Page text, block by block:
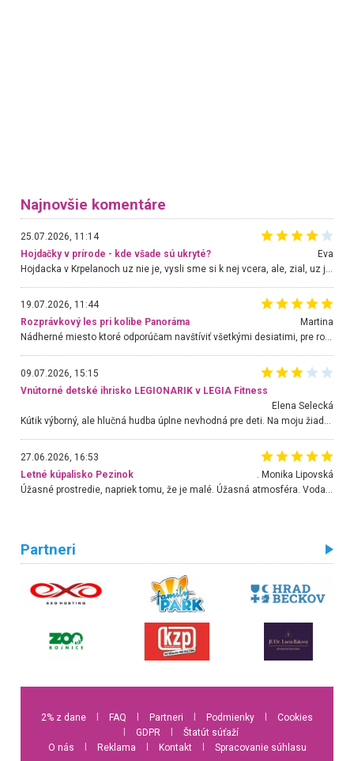
Najnovšie komentáre
25.07.2026, 11:14
Hojdačky v prírode - kde všade sú ukryté?
Eva
19.07.2026, 11:44
Rozprávkový les pri kolibe Panoráma
Martina
Nádherné miesto ktoré odporúčam navštíviť všetkými desiatimi, pre rodiny s deťmi, dôchodcom... Proste a jednoducho ozaj rozprávkový les.. určite ešte prídeme. Odniesli sme si na pamiatku krásne tričká,
09.07.2026, 15:15
Vnútorné detské ihrisko LEGIONARIK v LEGIA Fitness
Elena Selecká
Kútik výborný, ale hlučná hudba úplne nevhodná pre deti. Na moju žiadosť o aspoň sušenie nereagovali.
27.06.2026, 16:53
Letné kúpalisko Pezinok
. Monika Lipovská
Úžasné prostredie, napriek tomu, že je malé. Úžasná atmosféra. Voda fantastická a nádherná. Ľudí je pomerne veľa, ale su mili a ohľaduplní. Je veľmi zaujímavé sledovať, ako dokážu spolu športovať cudzí ľudia a bez ohľadu na vek. Vládne tu pohoda. Vnuka neviem dostať z vody. Ďakujem za krásny deň . Urcite sa sem vrátim. Jediný problém je s parkovaním, ale aj ten sa mi podarilo vyriešiť. Monika Bratislava
Partneri
2% z dane FAQ Partneri Podmienky
Cookies
GDPR
Štatút súťaží
O nás
Reklama Kontakt Spracovanie súhlasu